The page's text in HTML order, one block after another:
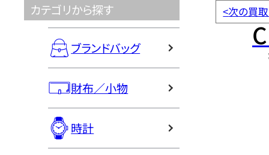
カテゴリから探す
ブランドバッグ
財布／小物
時計
<次の買